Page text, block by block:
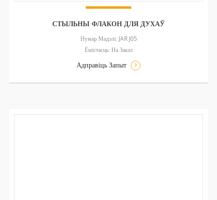
СТЫЛЬНЫ ФЛАКОН ДЛЯ ДУХАЎ
Нумар Мадэлі: JAR J05
Ёмістасць: На Заказ
Адправіць Запыт